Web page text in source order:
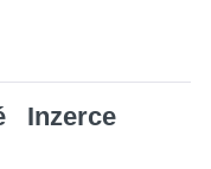
Inzerce